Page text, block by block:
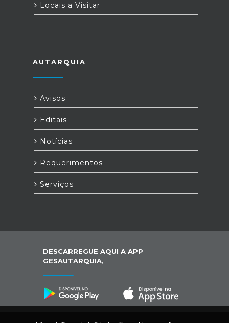
Locais a Visitar
AUTARQUIA
Avisos
Editais
Notícias
Requerimentos
Serviços
DESCARREGUE AQUI A APP
GESAUTARQUIA,